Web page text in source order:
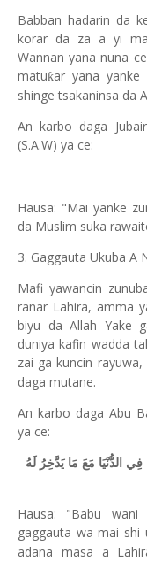
Babban hadarin da
korar da za a yi
Wannan yana nuna
matuƙar yana yanke
shinge tsakaninsa da
An karbo daga
(S.A.W) ya ce:
Hausa: "Mai yanke
da Muslim suka
3. Gaggauta Ukuba A
Mafi yawancin
ranar Lahira, amma
biyu da Allah Yake
duniya kafin wadda
zai ga kuncin
daga mutane.
An karbo daga Abu
ya ce:
الدُّنْيَا مَعَ مَا يَدَّخِرُ لَهُ
Hausa: "Babu
gaggauta wa mai shi
adana masa a